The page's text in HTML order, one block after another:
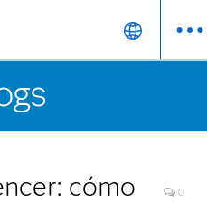
cómo
0